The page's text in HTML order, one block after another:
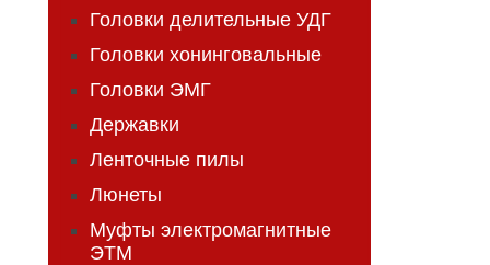
Головки делительные УДГ
Головки хонинговальные
Головки ЭМГ
Державки
Ленточные пилы
Люнеты
Муфты электромагнитные
ЭТМ